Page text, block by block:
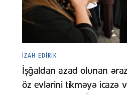
İZAH EDIRIK
İşğaldan azad olunan
öz evlərini tikməyə icazə